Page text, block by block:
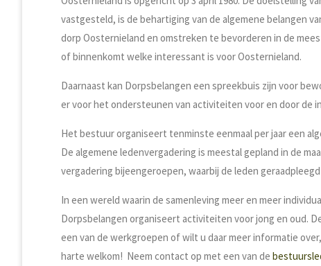
vastgesteld, is de behartiging van de algemene belangen
dorp Oosternieland en omstreken te bevorderen in de
of binnenkomt welke interessant is voor Oosternieland.
Daarnaast kan Dorpsbelangen een spreekbuis zijn voor
er voor het ondersteunen van activiteiten voor en door de
Het bestuur organiseert tenminste eenmaal per jaar een
De algemene ledenvergadering is meestal gepland in de
vergadering bijeengeroepen, waarbij de leden
In een wereld waarin de samenleving meer en meer
Dorpsbelangen organiseert activiteiten voor jong en oud.
een van de werkgroepen of wilt u daar meer informatie
harte welkom! Neem contact op met een van de